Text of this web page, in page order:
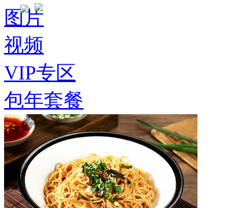
图片
视频
VIP专区
包年套餐